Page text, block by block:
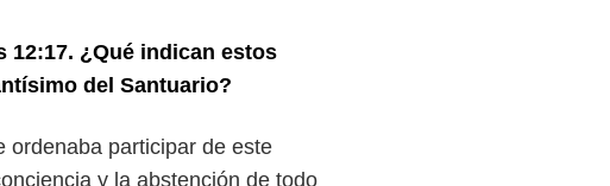
12:17. ¿Qué indican estos
del Santuario?
ordenaba participar de este
ciencia y la abstención de todo